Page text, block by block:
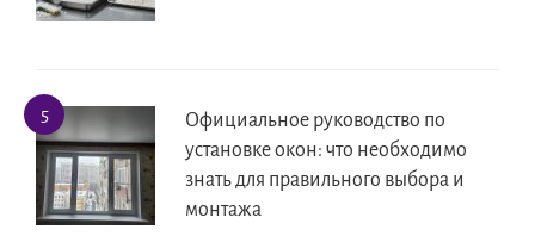
Официальное руководство по
установке окон: что необходимо
знать для правильного выбора и
монтажа